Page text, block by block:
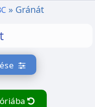
Gránát